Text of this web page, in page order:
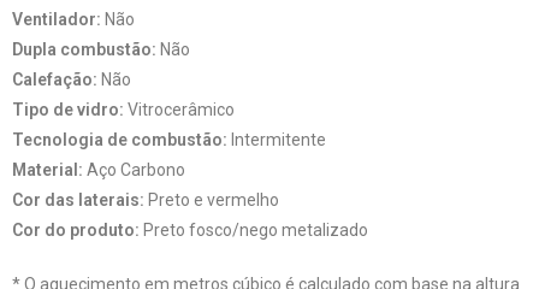
Ventilador: Não
Dupla combustão: Não
Calefação: Não
Tipo de vidro: Vitrocerâmico
Tecnologia de combustão: Intermitente
Material: Aço Carbono
Cor das laterais: Preto e vermelho
Cor do produto: Preto fosco/nego metalizado
* O aquecimento em metros cúbico é calculado com base na altura